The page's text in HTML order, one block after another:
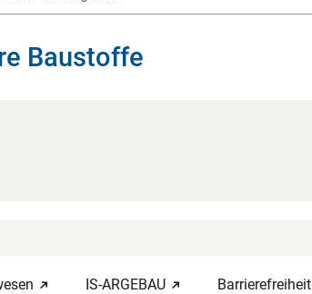
Baustoffe
IS-ARGEBAU Barrierefreiheit